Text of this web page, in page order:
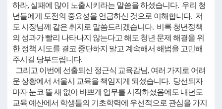
하라, 실패에 많이 노출시키라는 말씀을 하셨습니다. 우리 청
년들에게 도전의 중요성을 언급하신 것으로 이해합니다. 저
도 시장님께 같은 취지로 말씀드리겠습니다. 비록 청년정책
의 성과가 빨리 나타나지 않는다고 해도 청년 문제 해결을 위
한 정책 시도를 결코 중단하지 말고 계속해서 해법을 고민해
주시길 당부드립니다.
그리고 이번에 선출되신 정근식 교육감님, 여러 가지로 어려
운 상황에서 서울시 교육을 책임지게 되셨습니다. 당선되자
마자 눈코 뜰 새 없이 바쁘게 업무를 시작하셨음에도 내년도
교육 예산에서 학생들의 기초학력에 우선적으로 관심을 가지